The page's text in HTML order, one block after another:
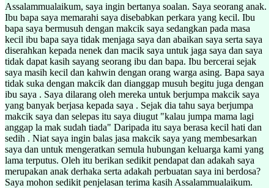
Assalammualaikum, saya ingin bertanya soalan. Saya seorang anak.
Ibu bapa saya memarahi saya disebabkan perkara yang kecil. Ibu
bapa saya bermusuh dengan makcik saya sedangkan pada masa
kecil ibu bapa saya tidak menjaga saya dan abaikan saya serta saya
diserahkan kepada nenek dan macik saya untuk jaga saya dan saya
tidak dapat kasih sayang seorang ibu dan bapa. Ibu bercerai sejak
saya masih kecil dan kahwin dengan orang warga asing. Bapa saya
tidak suka dengan makcik dan dianggap musuh begitu juga dengan
ibu saya . Saya dilarang oleh mereka untuk berjumpa makcik saya
yang banyak berjasa kepada saya . Sejak dia tahu saya berjumpa
makcik saya dan selepas itu saya diugut "kalau jumpa mama lagi
anggap la mak sudah tiada" Daripada itu saya berasa kecil hati dan
sedih . Niat saya ingin balas jasa makcik saya yang membesarkan
saya dan untuk mengeratkan semula hubungan keluarga kami yang
lama terputus. Oleh itu berikan sedikit pendapat dan adakah saya
merupakan anak derhaka serta adakah perbuatan saya ini berdosa?
Saya mohon sedikit penjelasan terima kasih Assalammualaikum.